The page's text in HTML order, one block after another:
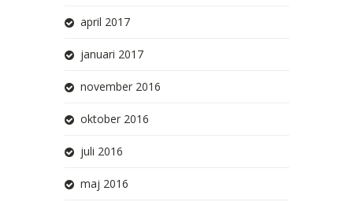
april 2017
januari 2017
november 2016
oktober 2016
juli 2016
maj 2016